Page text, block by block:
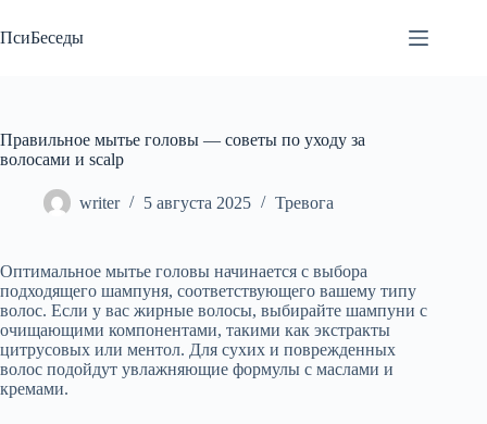
к
сути
ПсиБеседы
Правильное мытье головы — советы по уходу за
волосами и scalp
writer 5 августа 2025 Тревога
Оптимальное мытье головы начинается с выбора
подходящего шампуня, соответствующего вашему типу
волос. Если у вас жирные волосы, выбирайте шампуни с
очищающими компонентами, такими как экстракты
цитрусовых или ментол. Для сухих и поврежденных
волос подойдут увлажняющие формулы с маслами и
кремами.